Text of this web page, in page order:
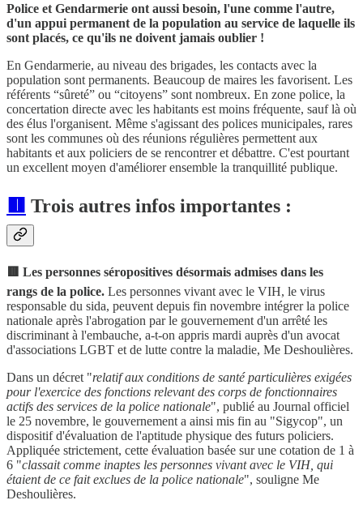
Police et Gendarmerie ont aussi besoin, l'une comme l'autre,
d'un appui permanent de la population au service de laquelle ils
sont placés, ce qu'ils ne doivent jamais oublier !
En Gendarmerie, au niveau des brigades, les contacts avec la
population sont permanents. Beaucoup de maires les favorisent. Les
référents “sûreté” ou “citoyens” sont nombreux. En zone police, la
concertation directe avec les habitants est moins fréquente, sauf là où
des élus l'organisent. Même s'agissant des polices municipales, rares
sont les communes où des réunions régulières permettent aux
habitants et aux policiers de se rencontrer et débattre. C'est pourtant
un excellent moyen d'améliorer ensemble la tranquillité publique.
🟥 Trois autres infos importantes :
🟥 Les personnes séropositives désormais admises dans les
rangs de la police. Les personnes vivant avec le VIH, le virus
responsable du sida, peuvent depuis fin novembre intégrer la police
nationale après l'abrogation par le gouvernement d'un arrêté les
discriminant à l'embauche, a-t-on appris mardi auprès d'un avocat
d'associations LGBT et de lutte contre la maladie, Me Deshoulières.
Dans un décret "relatif aux conditions de santé particulières exigées
pour l'exercice des fonctions relevant des corps de fonctionnaires
actifs des services de la police nationale", publié au Journal officiel
le 25 novembre, le gouvernement a ainsi mis fin au "Sigycop", un
dispositif d'évaluation de l'aptitude physique des futurs policiers.
Appliquée strictement, cette évaluation basée sur une cotation de 1 à
6 "classait comme inaptes les personnes vivant avec le VIH, qui
étaient de ce fait exclues de la police nationale", souligne Me
Deshoulières.